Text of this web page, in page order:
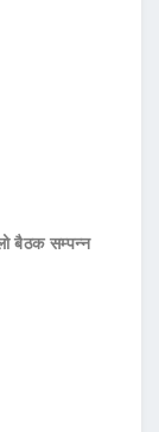
बैठक सम्पन्न